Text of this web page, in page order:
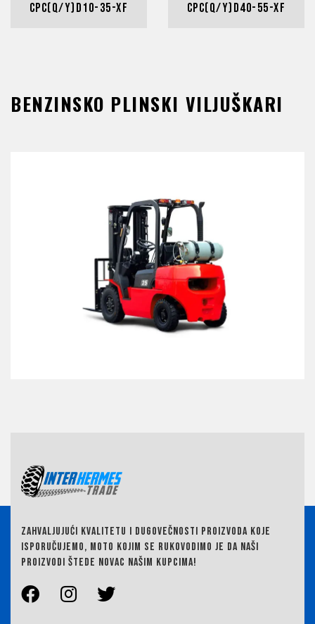
CPC(Q/Y)D10-35-XF
CPC(Q/Y)D40-55-XF
BENZINSKO PLINSKI VILJUŠKARI
ZAHVALJUJUĆI KVALITETU I DUGOVEČNOSTI PROIZVODA KOJE
ISPORUČUJEMO, MOTO KOJIM SE RUKOVODIMO JE DA NAŠI
PROIZVODI ŠTEDE NOVAC NAŠIM KUPCIMA!